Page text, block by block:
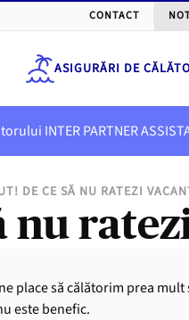
CONTACT
ASIGURĂRI DE
INTER PARTNER
DE CE SĂ NU RATEZI
nu
place să călătorim prea mult
este benefic.